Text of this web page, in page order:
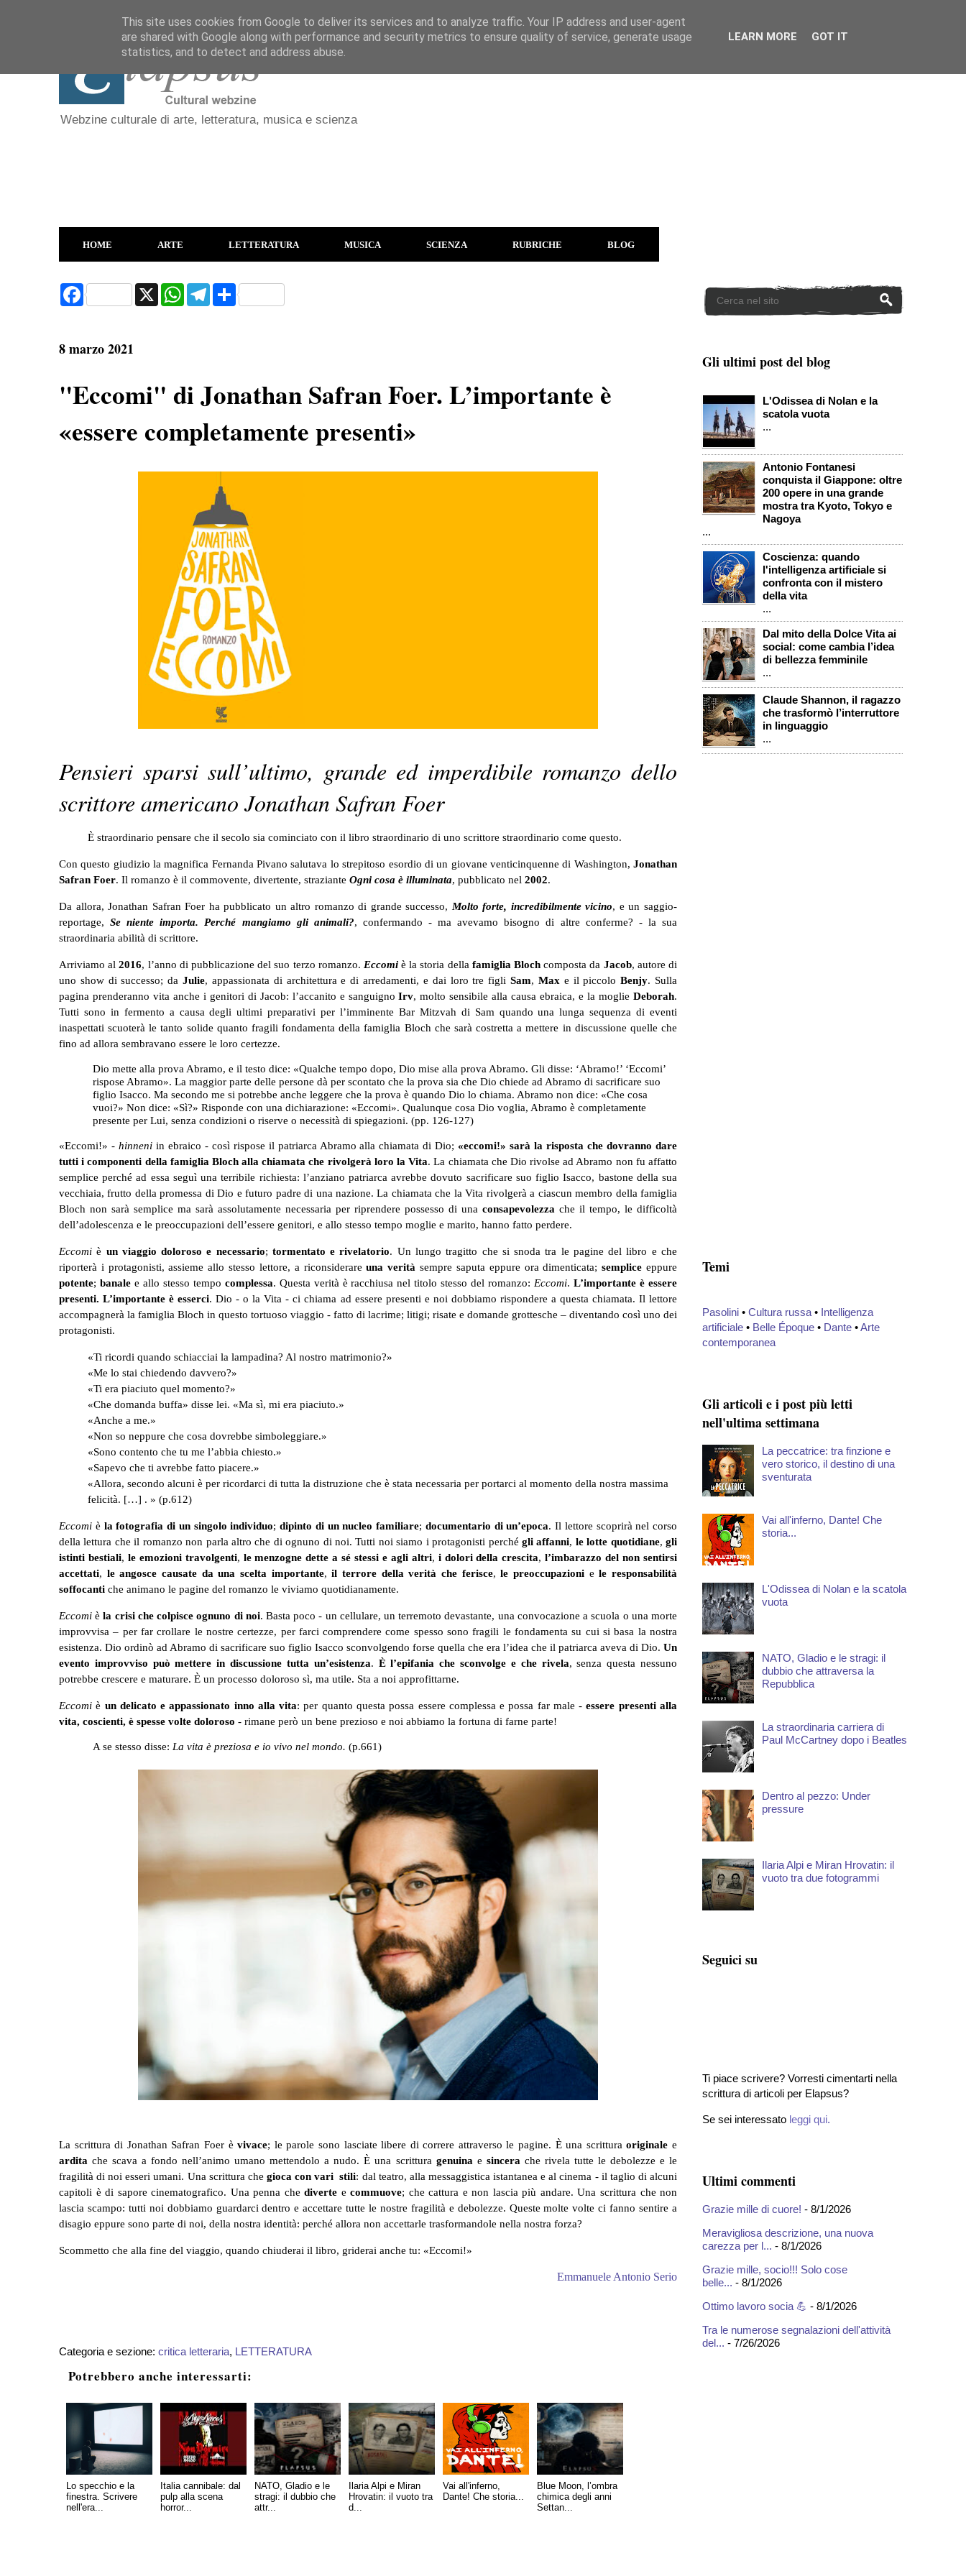
Webzine culturale di arte, letteratura, musica e scienza
HOME ARTE LETTERATURA MUSICA SCIENZA RUBRICHE BLOG
F
a
o
o
X
W
T
S
h
8 marzo 2021
"Eccomi" di Jonathan Safran Foer. L’importante è
«essere completamente presenti»
Pensieri sparsi sull’ultimo, grande ed imperdibile romanzo dello
scrittore americano Jonathan Safran Foer
È straordinario pensare che il secolo sia cominciato con il libro straordinario di uno scrittore straordinario come questo.
Con questo giudizio la magnifica Fernanda Pivano salutava lo strepitoso esordio di un giovane venticinquenne di Washington, Jonathan
Safran Foer. Il romanzo è il commovente, divertente, straziante Ogni cosa è illuminata, pubblicato nel 2002.
Da allora, Jonathan Safran Foer ha pubblicato un altro romanzo di grande successo, Molto forte, incredibilmente vicino, e un saggio-
reportage,Se niente importa. Perché mangiamo gli animali?, confermando - ma avevamo bisogno di altre conferme? - la sua
straordinaria abilità di scrittore.
Arriviamo al2016, l’anno di pubblicazione del suo terzo romanzo. Eccomiè la storia della famiglia Bloch composta da Jacob, autore di
uno show di successo; daJulie, appassionata di architettura e di arredamenti, e dai loro tre figliSam, Max e il piccoloBenjy. Sulla
pagina prenderanno vita anche i genitori di Jacob: l’accanito e sanguignoIrv, molto sensibile alla causa ebraica, e la moglieDeborah.
Tutti sono in fermento a causa degli ultimi preparativi per l’imminente Bar Mitzvah di Sam quando una lunga sequenza di eventi
inaspettati scuoterà le tanto solide quanto fragili fondamenta della famiglia Bloch che sarà costretta a mettere in discussione quelle che
fino ad allora sembravano essere le loro certezze.
Dio mette alla prova Abramo, e il testo dice: «Qualche tempo dopo, Dio mise alla prova Abramo. Gli disse: ‘Abramo!’ ‘Eccomi’
rispose Abramo». La maggior parte delle persone dà per scontato che la prova sia che Dio chiede ad Abramo di sacrificare suo
figlio Isacco. Ma secondo me si potrebbe anche leggere che la prova è quando Dio lo chiama. Abramo non dice: «Che cosa
vuoi?» Non dice: «Sì?» Risponde con una dichiarazione: «Eccomi». Qualunque cosa Dio voglia, Abramo è completamente
presente per Lui, senza condizioni o riserve o necessità di spiegazioni. (pp. 126-127)
«Eccomi!» - hinneni in ebraico - così rispose il patriarca Abramo alla chiamata di Dio;«eccomi!» sarà la risposta che dovranno dare
tutti i componenti della famiglia Bloch alla chiamata che rivolgerà loro la Vita. La chiamata che Dio rivolse ad Abramo non fu affatto
semplice perché ad essa seguì una terribile richiesta: l’anziano patriarca avrebbe dovuto sacrificare suo figlio Isacco, bastone della sua
vecchiaia, frutto della promessa di Dio e futuro padre di una nazione. La chiamata che la Vita rivolgerà a ciascun membro della famiglia
Bloch non sarà semplice ma sarà assolutamente necessaria per riprendere possesso di una consapevolezza che il tempo, le difficoltà
dell’adolescenza e le preoccupazioni dell’essere genitori, e allo stesso tempo moglie e marito, hanno fatto perdere.
Eccomi è un viaggio doloroso e necessario; tormentato e rivelatorio. Un lungo tragitto che si snoda tra le pagine del libro e che
riporterà i protagonisti, assieme allo stesso lettore, a riconsiderareuna veritàsempre saputa eppure ora dimenticata;semplice eppure
potente; banalee allo stesso tempo complessa. Questa verità è racchiusa nel titolo stesso del romanzo: Eccomi.L’importante è essere
presenti. L’importante è esserci. Dio - o la Vita - ci chiama ad essere presenti e noi dobbiamo rispondere a questa chiamata. Il lettore
accompagnerà la famiglia Bloch in questo tortuoso viaggio - fatto di lacrime; litigi; risate e domande grottesche – diventando così uno dei
protagonisti.
«Ti ricordi quando schiacciai la lampadina? Al nostro matrimonio?»
«Me lo stai chiedendo davvero?»
«Ti era piaciuto quel momento?»
«Che domanda buffa» disse lei. «Ma sì, mi era piaciuto.»
«Anche a me.»
«Non so neppure che cosa dovrebbe simboleggiare.»
«Sono contento che tu me l’abbia chiesto.»
«Sapevo che ti avrebbe fatto piacere.»
«Allora, secondo alcuni è per ricordarci di tutta la distruzione che è stata necessaria per portarci al momento della nostra massima
felicità. […] . » (p.612)
Eccomi è la fotografia di un singolo individuo; dipinto di un nucleo familiare; documentario di un’epoca. Il lettore scoprirà nel corso
della lettura che il romanzo non parla altro che di ognuno di noi. Tutti noi siamo i protagonisti perché gli affanni, le lotte quotidiane,gli
istinti bestiali, le emozioni travolgenti, le menzogne dette a sé stessi e agli altri, i dolori della crescita,l’imbarazzo del non sentirsi
accettati, le angosce causate da una scelta importante,il terrore della verità che ferisce,le preoccupazioni ele responsabilità
soffocanti che animano le pagine del romanzo le viviamo quotidianamente.
Eccomièla crisi che colpisce ognuno di noi. Basta poco - un cellulare, un terremoto devastante, una convocazione a scuola o una morte
improvvisa – per far crollare le nostre certezze, per farci comprendere come spesso sono fragili le fondamenta su cui si basa la nostra
esistenza. Dio ordinò ad Abramo di sacrificare suo figlio Isacco sconvolgendo forse quella che era l’idea che il patriarca aveva di Dio. Un
evento improvviso può mettere in discussione tutta un’esistenza. È l’epifania che sconvolge e che rivela, senza questa nessuno
potrebbe crescere e maturare. È un processo doloroso sì, ma utile. Sta a noi approfittarne.
Eccomiè un delicato e appassionato inno alla vita: per quanto questa possa essere complessa e possa far male -essere presenti alla
vita, coscienti, è spesse volte doloroso - rimane però un bene prezioso e noi abbiamo la fortuna di farne parte!
A se stesso disse: La vita è preziosa e io vivo nel mondo. (p.661)
La scrittura di Jonathan Safran Foer èvivace; le parole sono lasciate libere di correre attraverso le pagine. È una scritturaoriginale e
ardita che scava a fondo nell’animo umano mettendolo a nudo. È una scrittura genuina e sincera che rivela tutte le debolezze e le
fragilità di noi esseri umani. Una scrittura che gioca con vari stili: dal teatro, alla messaggistica istantanea e al cinema - il taglio di alcuni
capitoli è di sapore cinematografico. Una penna chediverte ecommuove; che cattura e non lascia più andare. Una scrittura che non
lascia scampo: tutti noi dobbiamo guardarci dentro e accettare tutte le nostre fragilità e debolezze. Queste molte volte ci fanno sentire a
disagio eppure sono parte di noi, della nostra identità: perché allora non accettarle trasformandole nella nostra forza?
Scommetto che alla fine del viaggio, quando chiuderai il libro, griderai anche tu: «Eccomi!»
Emmanuele Antonio Serio
Categoria e sezione: critica letteraria, LETTERATURA
Potrebbero anche interessarti:
Lo specchio e la
finestra. Scrivere
nell'era...
Italia cannibale: dal
pulp alla scena
horror...
NATO, Gladio e le
stragi: il dubbio che
attr...
Ilaria Alpi e Miran
Hrovatin: il vuoto tra
d...
Vai all'inferno,
Dante! Che storia...
Blue Moon, l’ombra
chimica degli anni
Settan...
Gli ultimi post del blog
L'Odissea di Nolan e la
scatola vuota
...
Antonio Fontanesi
conquista il Giappone: oltre
200 opere in una grande
mostra tra Kyoto, Tokyo e
Nagoya
...
Coscienza: quando
l'intelligenza artificiale si
confronta con il mistero
della vita
...
Dal mito della Dolce Vita ai
social: come cambia l’idea
di bellezza femminile
...
Claude Shannon, il ragazzo
che trasformò l’interruttore
in linguaggio
...
Temi
Pasolini • Cultura russa • Intelligenza
artificiale • Belle Époque • Dante •Arte
contemporanea
Gli articoli e i post più letti
nell'ultima settimana
La peccatrice: tra finzione e
vero storico, il destino di una
sventurata
Vai all'inferno, Dante! Che
storia...
L'Odissea di Nolan e la scatola
vuota
NATO, Gladio e le stragi: il
dubbio che attraversa la
Repubblica
La straordinaria carriera di
Paul McCartney dopo i Beatles
Dentro al pezzo: Under
pressure
Ilaria Alpi e Miran Hrovatin: il
vuoto tra due fotogrammi
Seguici su
Ti piace scrivere? Vorresti cimentarti nella
scrittura di articoli per Elapsus?
Se sei interessato leggi qui.
Ultimi commenti
Grazie mille di cuore! - 8/1/2026
Meravigliosa descrizione, una nuova
carezza per l... - 8/1/2026
Grazie mille, socio!!! Solo cose
belle... - 8/1/2026
Ottimo lavoro socia 💪 - 8/1/2026
Tra le numerose segnalazioni dell'attività
del... - 7/26/2026
This site uses cookies from Google to deliver its services and to analyze traffic. Your IP address and user-agent
are shared with Google along with performance and security metrics to ensure quality of service, generate usage
statistics, and to detect and address abuse.
LEARN MORE GOT IT